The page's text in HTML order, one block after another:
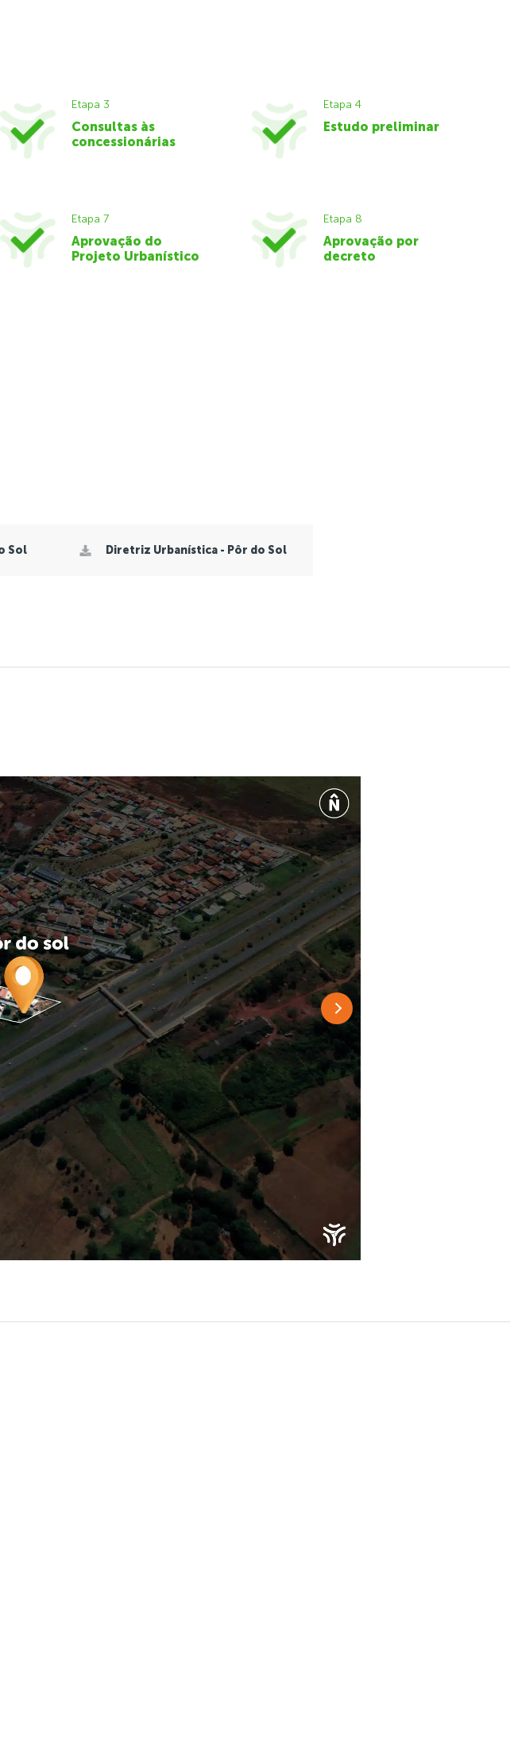
Etapa 3
Consultas às
concessionárias
Etapa 4
Estudo preliminar
Etapa 7
Aprovação do
Projeto Urbanístico
Etapa 8
Aprovação por
decreto
Sol Diretriz Urbanística - Pôr do Sol